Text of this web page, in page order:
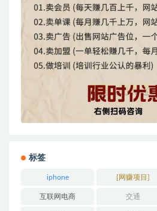
标签
iphone [网赚项目]
互联网电商 交通